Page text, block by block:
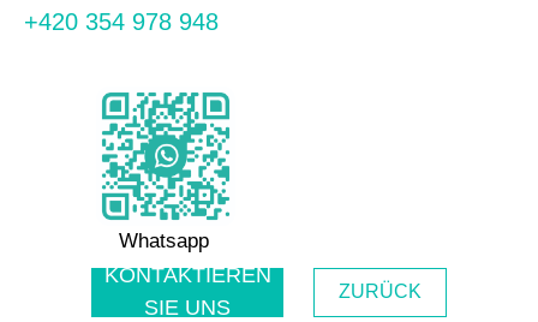
+420 354 978 948
Whatsapp
KONTAKTIEREN
SIE UNS
ZURÜCK